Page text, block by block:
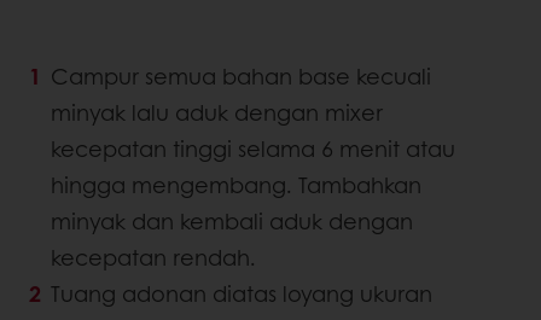
Campur semua bahan base kecuali
minyak lalu aduk dengan mixer
kecepatan tinggi selama 6 menit atau
hingga mengembang. Tambahkan
minyak dan kembali aduk dengan
kecepatan rendah.
Tuang adonan diatas loyang ukuran